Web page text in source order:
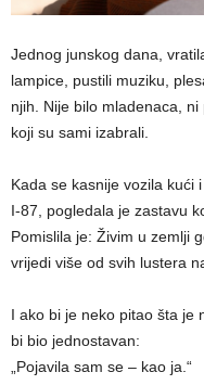
Jednog junskog dana,
lampice, pustili muziku,
njih. Nije bilo mladenaca,
koji su sami izabrali.
Kada se kasnije vozila kući
I-87, pogledala je zastavu
Pomislila je: Živim u zemlji
vrijedi više od svih lustera
I ako bi je neko pitao šta je
bi bio jednostavan:
„Pojavila sam se – kao ja.“